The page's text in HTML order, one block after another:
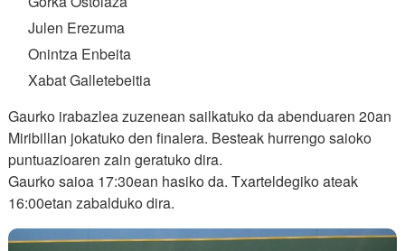
Julen Erezuma
Onintza Enbeita
Xabat Galletebeitia
Gaurko irabazlea zuzenean sailkatuko da abenduaren 20an
Miribillan jokatuko den finalera. Besteak hurrengo saioko
puntuazioaren zain geratuko dira.
Gaurko saioa 17:30ean hasiko da. Txarteldegiko ateak
16:00etan zabalduko dira.